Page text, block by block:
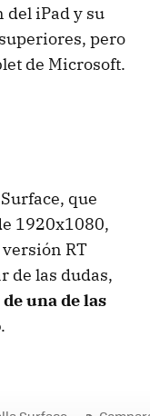
del iPad y su
pero
de Microsoft.
que
1920x1080,
RT
de las dudas,
una de las
.